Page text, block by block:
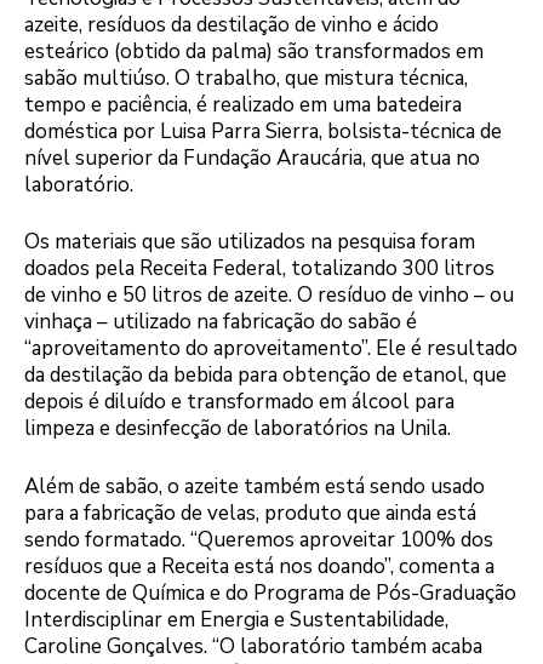
azeite, resíduos da destilação de vinho e ácido
esteárico (obtido da palma) são transformados em
sabão multiúso. O trabalho, que mistura técnica,
tempo e paciência, é realizado em uma batedeira
doméstica por Luisa Parra Sierra, bolsista-técnica de
nível superior da Fundação Araucária, que atua no
laboratório.
Os materiais que são utilizados na pesquisa foram
doados pela Receita Federal, totalizando 300 litros
de vinho e 50 litros de azeite. O resíduo de vinho – ou
vinhaça – utilizado na fabricação do sabão é
“aproveitamento do aproveitamento”. Ele é resultado
da destilação da bebida para obtenção de etanol, que
depois é diluído e transformado em álcool para
limpeza e desinfecção de laboratórios na Unila.
Além de sabão, o azeite também está sendo usado
para a fabricação de velas, produto que ainda está
sendo formatado. “Queremos aproveitar 100% dos
resíduos que a Receita está nos doando”, comenta a
docente de Química e do Programa de Pós-Graduação
Interdisciplinar em Energia e Sustentabilidade,
Caroline Gonçalves. “O laboratório também acaba